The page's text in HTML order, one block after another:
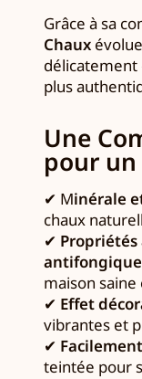
Grâce à sa
Chaux
délicatement
plus
Une
pour
✔ Minérale
chaux
✔
maison
✔ Effet
vibrantes et
✔
teintée pour